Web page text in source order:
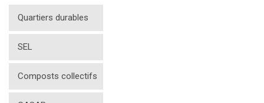
Quartiers durables
SEL
Composts collectifs